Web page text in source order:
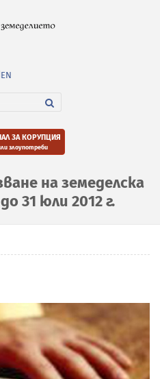
EN
ЗА КОРУПЦИЯ
злоупотреби
на земеделска
31 юли 2012 г.